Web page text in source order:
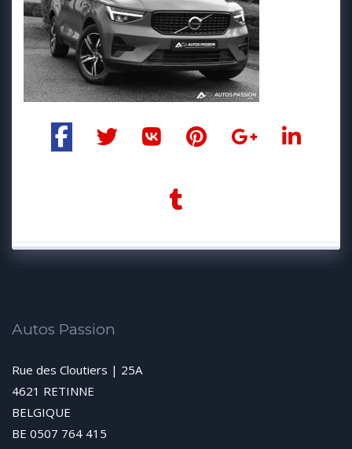
Autos Passion
Rue des Cloutiers | 25A
4621 RETINNE
BELGIQUE
BE 0507 764 415